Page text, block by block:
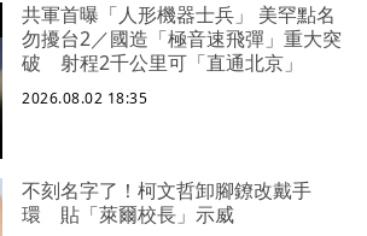
共軍首曝「人形機器士兵」 美罕點名
勿擾台2／國造「極音速飛彈」重大突
破 射程2千公里可「直通北京」
2026.08.02 18:35
不刻名字了！柯文哲卸腳鐐改戴手
環 貼「萊爾校長」示威